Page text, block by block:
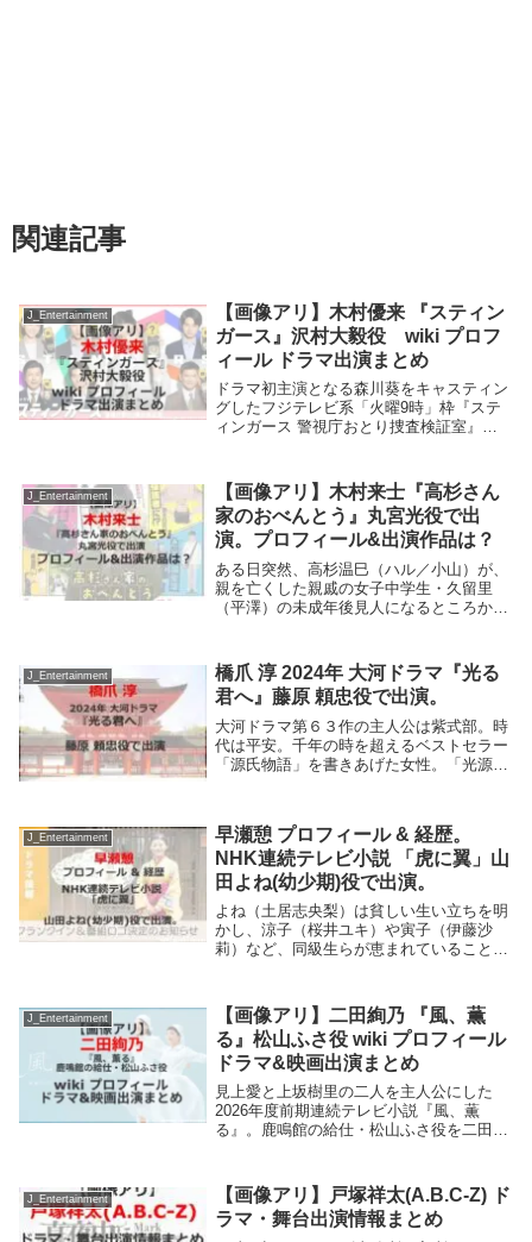
関連記事
J_Entertainment
【画像アリ】木村優来 『スティン
ガース』沢村大毅役 wiki プロフ
ィール ドラマ出演まとめ
ドラマ初主演となる森川葵をキャスティン
グしたフジテレビ系「火曜9時」枠『ステ
ィンガース 警視庁おとり捜査検証室』第4
来さんのことは、朝ドラ「あんぱん」で柳
井嵩(北村...
J_Entertainment
【画像アリ】木村来士『高杉さん
家のおべんとう』丸宮光役で出
演。プロフィール&出演作品は？
ある日突然、高杉温巳（ハル／小山）が、
親を亡くした親戚の女子中学生・久留里
（平澤）の未成年後見人になるところから
ディタッチで描く、ほのぼの絆育み系ドラ
マとなる。...
J_Entertainment
橋爪 淳 2024年 大河ドラマ『光る
君へ』藤原 頼忠役で出演。
大河ドラマ第６３作の主人公は紫式部。時
代は平安。千年の時を超えるベストセラー
「源氏物語」を書きあげた女性。「光源
その名は藤原道長。変わりゆく世を自らの
才能と努力で生...
J_Entertainment
早瀬憩 プロフィール & 経歴。
NHK連続テレビ小説 「虎に翼」山
田よね(幼少期)役で出演。
よね（土居志央梨）は貧しい生い立ちを明
かし、涼子（桜井ユキ）や寅子（伊藤沙
莉）など、同級生らが恵まれていることに
件」の実際の判例を再検証しようと提案す
る。はる（石田ゆ...
J_Entertainment
【画像アリ】二田絢乃 『風、薫
る』松山ふさ役 wiki プロフィール
ドラマ&映画出演まとめ
見上愛と上坂樹里の二人を主人公にした
2026年度前期連続テレビ小説『風、薫
る』。鹿鳴館の給仕・松山ふさ役を二田絢
映画は?二田絢乃 『風、薫る』松山ふさ役
この投稿を...
J_Entertainment
【画像アリ】戸塚祥太(A.B.C-Z) ド
ラマ・舞台出演情報まとめ